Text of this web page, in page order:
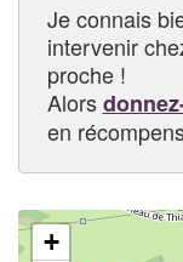
Je connais
intervenir
proche !
Alors
en
+